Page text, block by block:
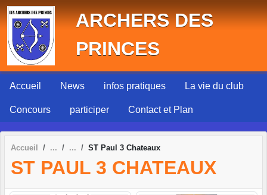
ARCHERS DES
PRINCES
Accueil News infos pratiques La vie du club
Concours participer Contact et Plan
Accueil ST Paul 3 Chateaux
ST PAUL 3 CHATEAUX
Panneau de gestion des cookies